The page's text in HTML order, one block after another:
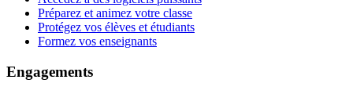
Préparez et animez votre classe
Protégez vos élèves et étudiants
Formez vos enseignants
Engagements